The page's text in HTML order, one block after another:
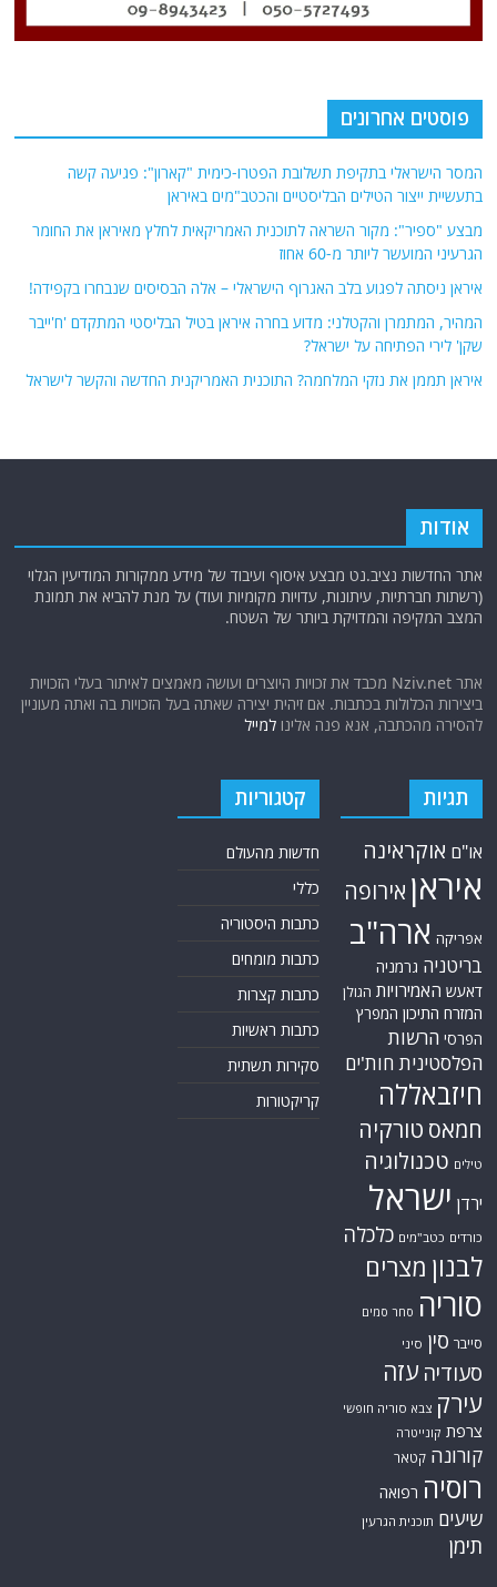
פוסטים אחרונים
המסר הישראלי בתקיפת תשלובת הפטרו-כימית "קארון": פגיעה קשה
בתעשיית ייצור הטילים הבליסטיים והכטב"מים באיראן
מבצע "ספיר": מקור השראה לתוכנית האמריקאית לחלץ מאיראן את החומר
הגרעיני המועשר ליותר מ-60 אחוז
איראן ניסתה לפגוע בלב האגרוף הישראלי – אלה הבסיסים שנבחרו בקפידה!
המהיר, המתמרן והקטלני: מדוע בחרה איראן בטיל הבליסטי המתקדם 'ח'ייבר
שקן' לירי הפתיחה על ישראל?
איראן תממן את נזקי המלחמה? התוכנית האמריקנית החדשה והקשר לישראל
אודות
אתר החדשות נציב.נט מבצע איסוף ועיבוד של מידע ממקורות המודיעין הגלוי
(רשתות חברתיות, עיתונות, עדויות מקומיות ועוד) על מנת להביא את תמונת
המצב המקיפה והמדויקת ביותר של השטח.
אתר Nziv.net מכבד את זכויות היוצרים ועושה מאמצים לאיתור בעלי הזכויות
ביצירות הכלולות בכתבות. אם זיהית יצירה שאתה בעל הזכויות בה ואתה מעוניין
להסירה מהכתבה, אנא פנה אלינולמייל
תגיות
או"ם אוקראינה
איראן אירופה
אפריקה ארה"ב
בריטניה גרמניה
דאעש האמירויות הגולן
המזרח התיכון המפרץ
הפרסי הרשות
הפלסטינית חות'ים
חיזבאללה
חמאס טורקיה
טילים טכנולוגיה
ירדן ישראל
כורדים כטב"מים כלכלה
לבנון מצרים
סוריה סחר סמים
סייבר סין סיני
סעודיה עזה
עירק צבא סוריה חופשי
צרפת קונייטרה
קורונה קטאר
רוסיה רפואה
שיעים תוכנית הגרעין
תימן
קטגוריות
חדשות מהעולם
כללי
כתבות היסטוריה
כתבות מומחים
כתבות קצרות
כתבות ראשיות
סקירות תשתית
קריקטורות